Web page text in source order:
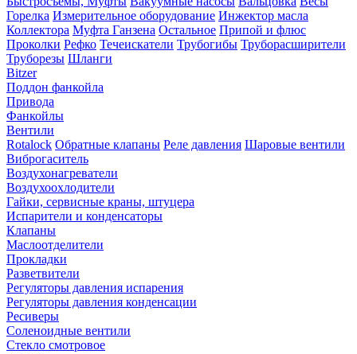
Горелка Измерительное оборудование Инжектор масла
Коллектора Муфта Ганзена Остальное Припой и флюс
Проколки Рефко Течеискатели Трубогибы Труборасширители
Труборезы Шланги
Bitzer
Поддон фанкойла
Привода
Фанкойлы
Вентили
Rotalock Обратные клапаны Реле давления Шаровые вентили
Виброгаситель
Воздухонагреватели
Воздухоохлодители
Гайки, сервисные краны, штуцера
Испарители и конденсаторы
Клапаны
Маслоотделители
Прокладки
Разветвители
Регуляторы давления испарения
Регуляторы давления конденсации
Ресиверы
Соленоидные вентили
Стекло смотровое